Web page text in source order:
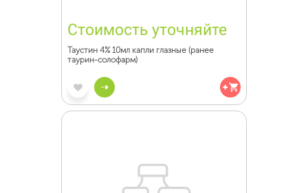
Стоимость уточняйте
Таустин 4% 10мл капли глазные (ранее
таурин-солофарм)